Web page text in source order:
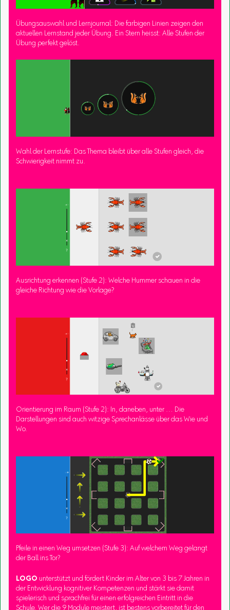
Übungsauswahl und Lernjournal: Die farbigen Linien zeigen den
aktuellen Lernstand jeder Übung. Ein Stern heisst: Alle Stufen der
Übung perfekt gelöst.
Wahl der Lernstufe: Das Thema bleibt über alle Stufen gleich, die
Schwierigkeit nimmt zu.
Ausrichtung erkennen (Stufe 2): Welche Hummer schauen in die
gleiche Richtung wie die Vorlage?
Orientierung im Raum (Stufe 2): In, daneben, unter … Die
Darstellungen sind auch witzige Sprechanlässe über das Wie und
Wo.
Pfeile in einen Weg umsetzen (Stufe 3): Auf welchem Weg gelangt
der Ball ins Tor?
LOGO unterstützt und fördert Kinder im Alter von 3 bis 7 Jahren in
der Entwicklung kognitiver Kompetenzen und stärkt sie damit
spielerisch und sprachfrei für einen erfolgreichen Eintritt in die